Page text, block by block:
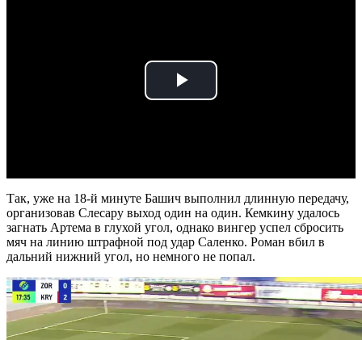
Play
Так, уже на 18-й минуте Башич выполнил длинную передачу,
организовав Слесару выход один на один. Кемкину удалось
загнать Артема в глухой угол, однако вингер успел сбросить
мяч на линию штрафной под удар Саленко. Роман вбил в
дальний нижний угол, но немного не попал.